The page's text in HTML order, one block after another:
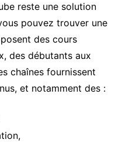
reste une solution
pouvez trouver une
des cours
des débutants aux
chaînes fournissent
et notamment des :